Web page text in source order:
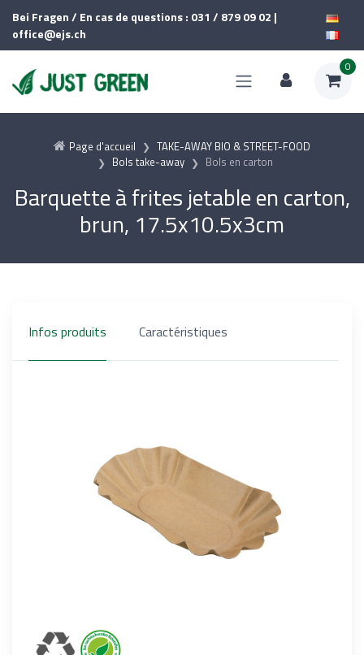
Bei Fragen / En cas de questions : 031 / 879 09 02 |
office@ejs.ch
0
Page d'accueil
TAKE-AWAY BIO & STREET-FOOD
Bols take-away
Bols en carton
Barquette à frites jetable en carton,
brun, 17.5x10.5x3cm
Infos produits Caractéristiques